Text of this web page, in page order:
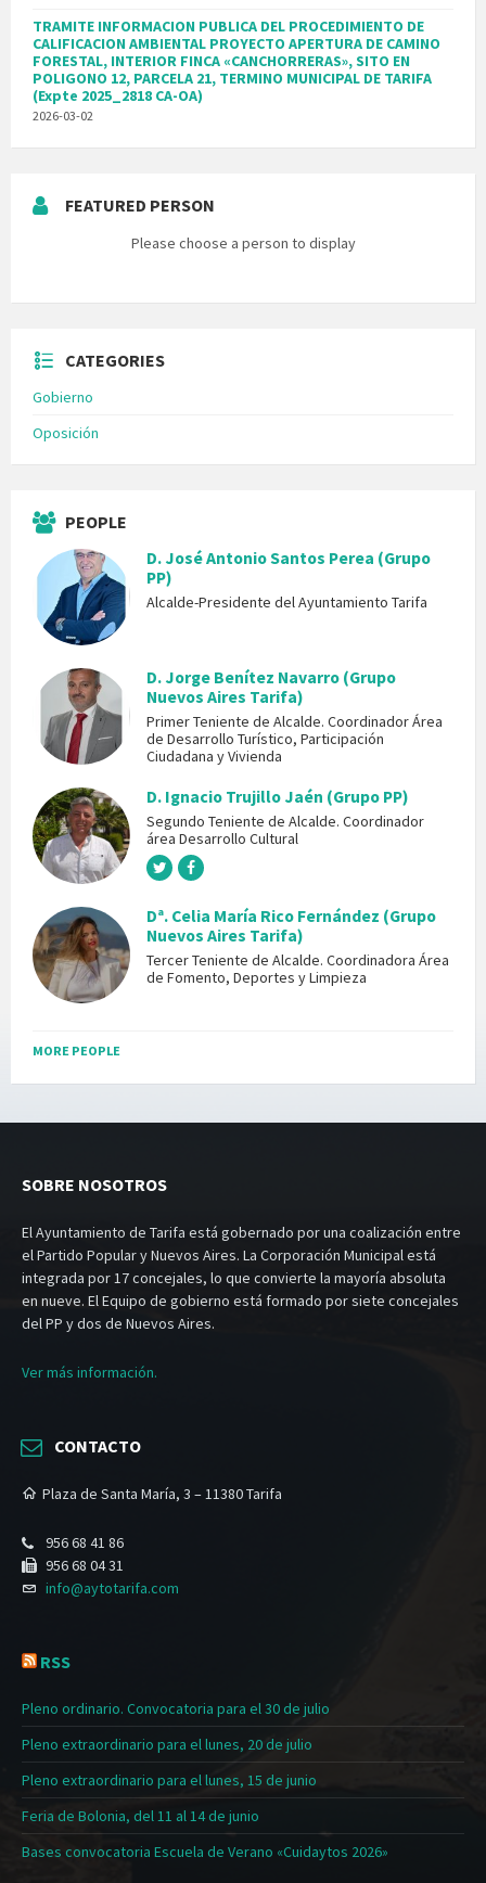
TRAMITE INFORMACION PUBLICA DEL PROCEDIMIENTO DE
CALIFICACION AMBIENTAL PROYECTO APERTURA DE CAMINO
FORESTAL, INTERIOR FINCA «CANCHORRERAS», SITO EN
POLIGONO 12, PARCELA 21, TERMINO MUNICIPAL DE TARIFA
(Expte 2025_2818 CA-OA)
2026-03-02
FEATURED PERSON
Please choose a person to display
CATEGORIES
Gobierno
Oposición
PEOPLE
D. José Antonio Santos Perea (Grupo
PP)
Alcalde-Presidente del Ayuntamiento Tarifa
D. Jorge Benítez Navarro (Grupo
Nuevos Aires Tarifa)
Primer Teniente de Alcalde. Coordinador Área
de Desarrollo Turístico, Participación
Ciudadana y Vivienda
D. Ignacio Trujillo Jaén (Grupo PP)
Segundo Teniente de Alcalde. Coordinador
área Desarrollo Cultural
Dª. Celia María Rico Fernández (Grupo
Nuevos Aires Tarifa)
Tercer Teniente de Alcalde. Coordinadora Área
de Fomento, Deportes y Limpieza
MORE PEOPLE
SOBRE NOSOTROS
El Ayuntamiento de Tarifa está gobernado por una coalización entre
el Partido Popular y Nuevos Aires. La Corporación Municipal está
integrada por 17 concejales, lo que convierte la mayoría absoluta
en nueve. El Equipo de gobierno está formado por siete concejales
del PP y dos de Nuevos Aires.
Ver más información.
CONTACTO
Plaza de Santa María, 3 – 11380 Tarifa
956 68 41 86
956 68 04 31
info@aytotarifa.com
RSS
Pleno ordinario. Convocatoria para el 30 de julio
Pleno extraordinario para el lunes, 20 de julio
Pleno extraordinario para el lunes, 15 de junio
Feria de Bolonia, del 11 al 14 de junio
Bases convocatoria Escuela de Verano «Cuidaytos 2026»